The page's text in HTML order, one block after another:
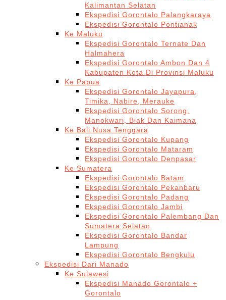
Kalimantan Selatan
Ekspedisi Gorontalo Palangkaraya
Ekspedisi Gorontalo Pontianak
Ke Maluku
Ekspedisi Gorontalo Ternate Dan
Halmahera
Ekspedisi Gorontalo Ambon Dan 4
Kabupaten Kota Di Provinsi Maluku
Ke Papua
Ekspedisi Gorontalo Jayapura,
Timika, Nabire, Merauke
Ekspedisi Gorontalo Sorong,
Manokwari, Biak Dan Kaimana
Ke Bali Nusa Tenggara
Ekspedisi Gorontalo Kupang
Ekspedisi Gorontalo Mataram
Ekspedisi Gorontalo Denpasar
Ke Sumatera
Ekspedisi Gorontalo Batam
Ekspedisi Gorontalo Pekanbaru
Ekspedisi Gorontalo Padang
Ekspedisi Gorontalo Jambi
Ekspedisi Gorontalo Palembang Dan
Sumatera Selatan
Ekspedisi Gorontalo Bandar
Lampung
Ekspedisi Gorontalo Bengkulu
Ekspedisi Dari Manado
Ke Sulawesi
Ekspedisi Manado Gorontalo +
Gorontalo